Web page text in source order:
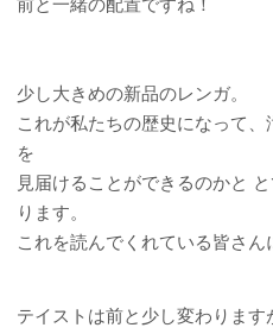
少し大きめの新品のレンガ。
これが私たちの歴史になって
を
見届けることができるのかと
ります。
これを読んでくれている皆さん
テイストは前と少し変わりま